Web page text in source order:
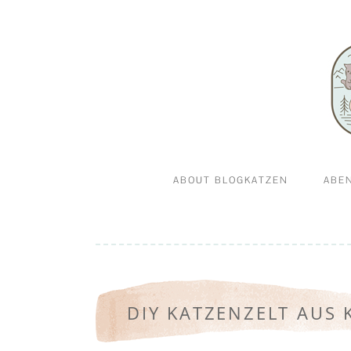
ABOUT BLOGKATZEN
DIY KATZENZELT AUS